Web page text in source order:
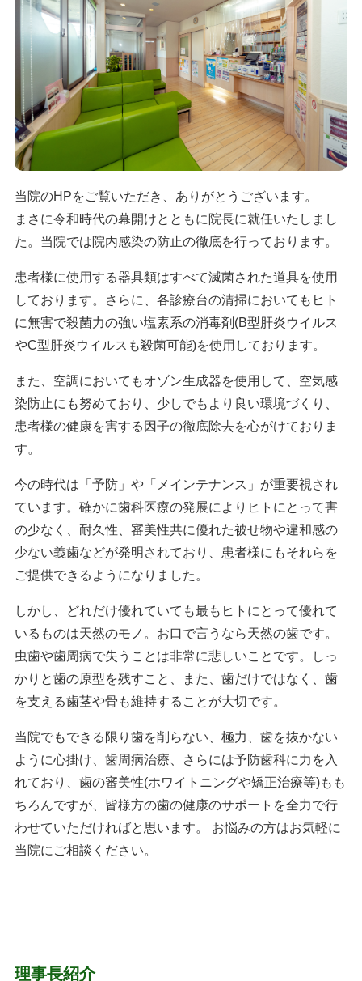
当院のHPをご覧いただき、ありがとうございます。
まさに令和時代の幕開けとともに院長に就任いたしまし
た。当院では院内感染の防止の徹底を行っております。
患者様に使用する器具類はすべて滅菌された道具を使用
しております。さらに、各診療台の清掃においてもヒト
に無害で殺菌力の強い塩素系の消毒剤(B型肝炎ウイルス
やC型肝炎ウイルスも殺菌可能)を使用しております。
また、空調においてもオゾン生成器を使用して、空気感
染防止にも努めており、少しでもより良い環境づくり、
患者様の健康を害する因子の徹底除去を心がけておりま
す。
今の時代は「予防」や「メインテナンス」が重要視され
ています。確かに歯科医療の発展によりヒトにとって害
の少なく、耐久性、審美性共に優れた被せ物や違和感の
少ない義歯などが発明されており、患者様にもそれらを
ご提供できるようになりました。
しかし、どれだけ優れていても最もヒトにとって優れて
いるものは天然のモノ。お口で言うなら天然の歯です。
虫歯や歯周病で失うことは非常に悲しいことです。しっ
かりと歯の原型を残すこと、また、歯だけではなく、歯
を支える歯茎や骨も維持することが大切です。
当院でもできる限り歯を削らない、極力、歯を抜かない
ように心掛け、歯周病治療、さらには予防歯科に力を入
れており、歯の審美性(ホワイトニングや矯正治療等)もも
ちろんですが、皆様方の歯の健康のサポートを全力で行
わせていただければと思います。 お悩みの方はお気軽に
当院にご相談ください。
理事長紹介